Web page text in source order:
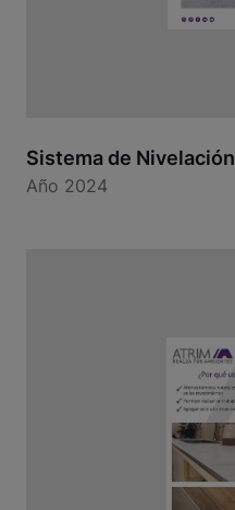
Sistema de Nivelación
Año 2024